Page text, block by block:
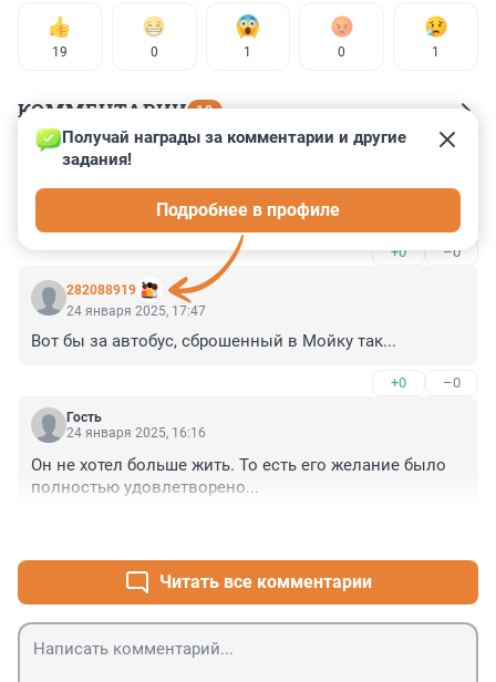
19 0 1 0 1
КОММЕНТАРИИ 18
Гость
Умеют же люди избавлять общество от нечисти.
+0 –0
282088919
Получай награды за комментарии и другие
задания!
Подробнее в профиле
24 января 2025, 17:47
Вот бы за автобус, сброшенный в Мойку так...
+0 –0
Гость
24 января 2025, 16:16
Он не хотел больше жить. То есть его желание было
полностью удовлетворено...
Читать все комментарии